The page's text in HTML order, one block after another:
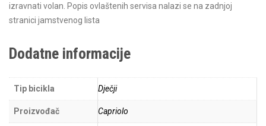
izravnati volan. Popis ovlaštenih servisa nalazi se na zadnjoj
stranici jamstvenog lista
Dodatne informacije
Tip bicikla Dječji
Proizvođač Capriolo